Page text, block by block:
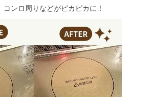
ンロ周りなどがピカピカに！